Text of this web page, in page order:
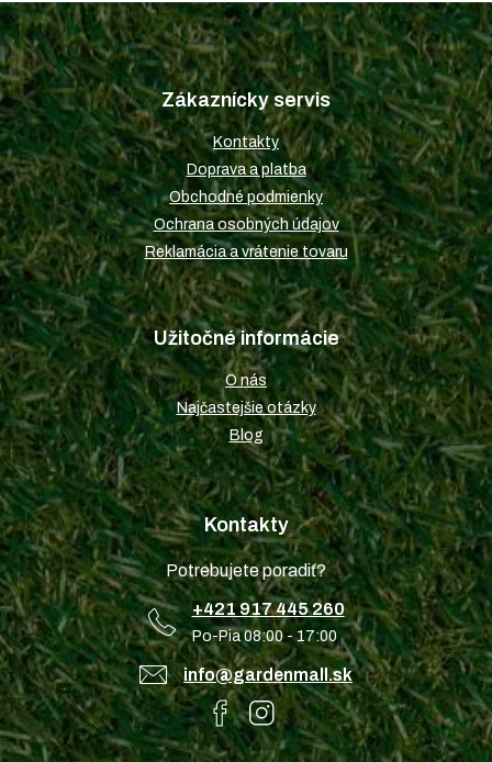
Z
á
p
ä
t
i
e
Zákaznícky servis
Kontakty
Doprava a platba
Obchodné podmienky
Ochrana osobných údajov
Reklamácia a vrátenie tovaru
Užitočné informácie
O nás
Najčastejšie otázky
Blog
Kontakty
Potrebujete poradiť?
+421 917 445 260
Po-Pia 08:00 - 17:00
info@gardenmall.sk